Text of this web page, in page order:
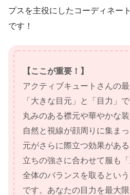
プスを主役にしたコーディネー
です！
【ここが重要！】
アクティブキュートさんの
「大きな目元」と「目力」
丸みのある襟元や華やかな
自然と視線が顔周りに集ま
元がさらに際立つ効果があ
立ちの強さに合わせて服も
全体のバランスを取るとい
です。あなたの目力を最大